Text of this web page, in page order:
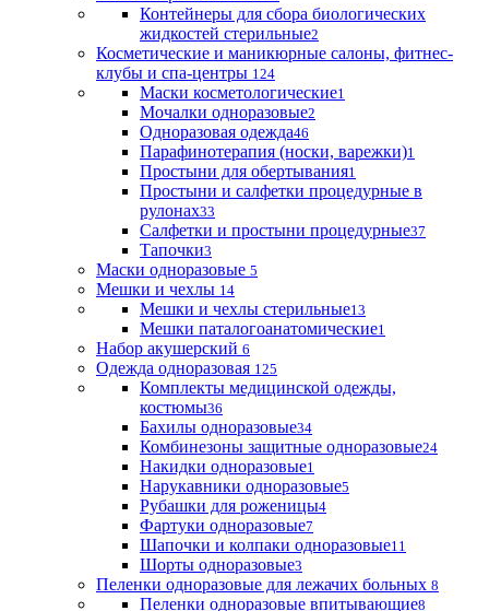
Контейнеры для сбора биологических
жидкостей стерильные2
Косметические и маникюрные салоны, фитнес-
клубы и спа-центры 124
Маски косметологические1
Мочалки одноразовые2
Одноразовая одежда46
Парафинотерапия (носки, варежки)1
Простыни для обертывания1
Простыни и салфетки процедурные в
рулонах33
Салфетки и простыни процедурные37
Тапочки3
Маски одноразовые 5
Мешки и чехлы 14
Мешки и чехлы стерильные13
Мешки паталогоанатомические1
Набор акушерский 6
Одежда одноразовая 125
Комплекты медицинской одежды,
костюмы36
Бахилы одноразовые34
Комбинезоны защитные одноразовые24
Накидки одноразовые1
Нарукавники одноразовые5
Рубашки для роженицы4
Фартуки одноразовые7
Шапочки и колпаки одноразовые11
Шорты одноразовые3
Пеленки одноразовые для лежачих больных 8
Пеленки одноразовые впитывающие8